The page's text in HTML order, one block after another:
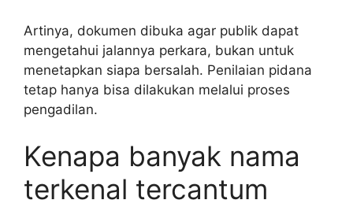
Artinya, dokumen dibuka agar publik dapat
mengetahui jalannya perkara, bukan untuk
menetapkan siapa bersalah. Penilaian pidana
tetap hanya bisa dilakukan melalui proses
pengadilan.
Kenapa banyak nama
terkenal tercantum